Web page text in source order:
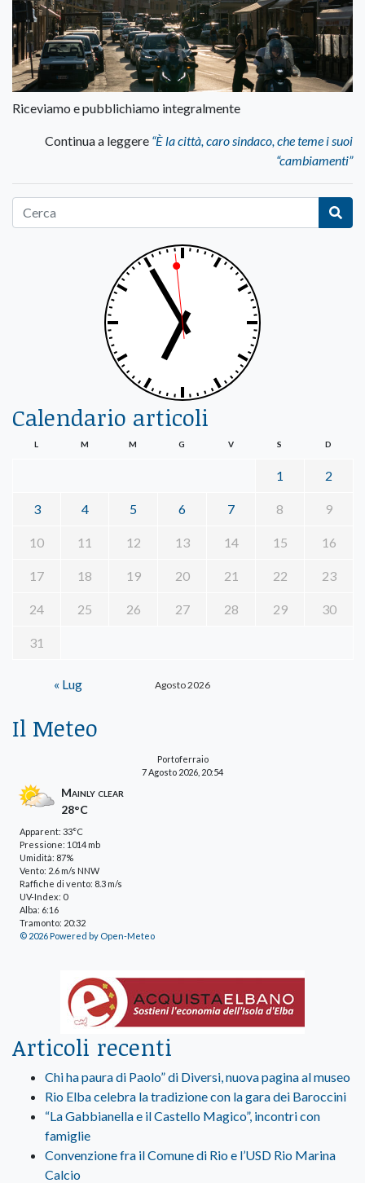
Riceviamo e pubblichiamo integralmente
Continua a leggere “È la città, caro sindaco, che teme i suoi
“cambiamenti”
Calendario articoli
Agosto 2026
L M M G V S D
1 2
3 4 5 6 7 8 9
10 11 12 13 14 15 16
17 18 19 20 21 22 23
24 25 26 27 28 29 30
31
« Lug
Il Meteo
Portoferraio
7 Agosto 2026, 20:54
Mainly clear
28°C
Apparent: 33°C
Pressione: 1014 mb
Umidità: 87%
Vento: 2.6 m/s NNW
Raffiche di vento: 8.3 m/s
UV-Index: 0
Alba: 6:16
Tramonto: 20:32
© 2026 Powered by Open-Meteo
Articoli recenti
Chi ha paura di Paolo” di Diversi, nuova pagina al museo
Rio Elba celebra la tradizione con la gara dei Baroccini
“La Gabbianella e il Castello Magico”, incontri con
famiglie
Convenzione fra il Comune di Rio e l’USD Rio Marina
Calcio